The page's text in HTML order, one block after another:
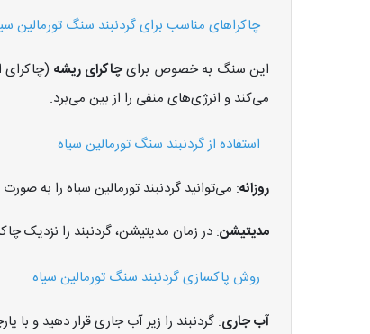
چاکراهای مناسب برای گردنبند سنگ تورمالین
این سنگ به خصوص برایچاکرای ریشه
می‌کند و انرژی‌های منفی را از بین می‌برد.
استفاده از گردنبند سنگ تورمالین سیاه
روزانه: می‌توانید گردنبند تورمالین سیاه را به
مدیتیشن: در زمان مدیتیشن، گردنبند را نزدیک
روش پاکسازی گردنبند سنگ تورمالین سیاه
آب جاری: گردنبند را زیر آب جاری قرار دهید و